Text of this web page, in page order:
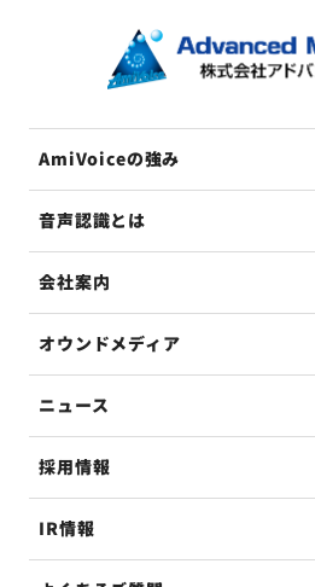
AmiVoiceの強み
音声認識とは
会社案内
オウンドメディア
ニュース
採用情報
IR情報